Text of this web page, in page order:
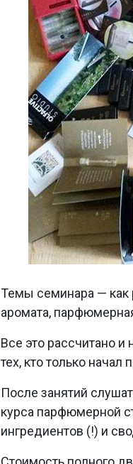
Темы семинара — как
аромата,
Все это рассчитано и
тех, кто только
После занятий
курса парфюмерной
ингредиентов (!) и